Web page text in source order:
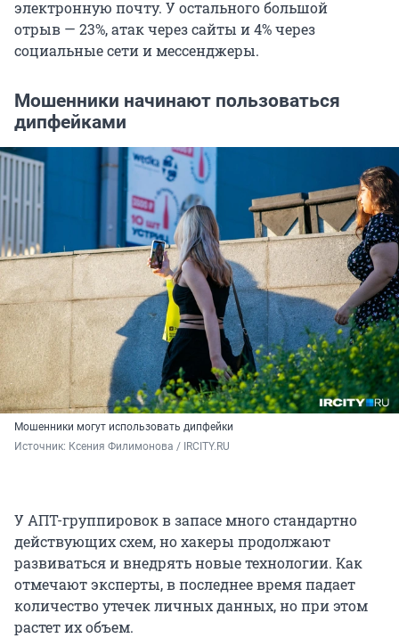
электронную почту. У остального большой
отрыв — 23%, атак через сайты и 4% через
социальные сети и мессенджеры.
Мошенники начинают пользоваться
дипфейками
Мошенники могут использовать дипфейки
Источник: Ксения Филимонова / IRCITY.RU
У АПТ-группировок в запасе много стандартно
действующих схем, но хакеры продолжают
развиваться и внедрять новые технологии. Как
отмечают эксперты, в последнее время падает
количество утечек личных данных, но при этом
растет их объем.